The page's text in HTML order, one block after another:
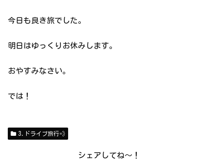
今日も良き旅でした。
明日はゆっくりお休みします。
おやすみなさい。
では！
3.ドライブ旅行💨
シェアしてね～！